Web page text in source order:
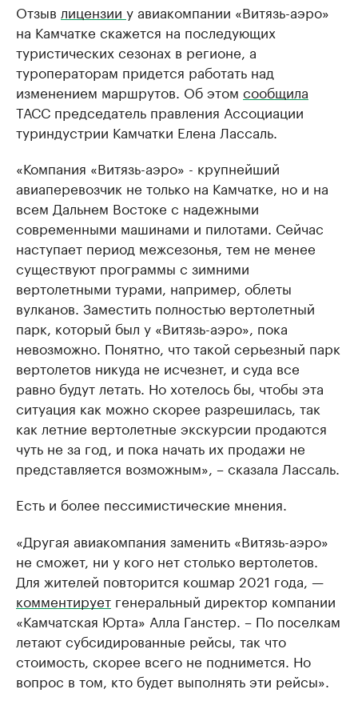
Отзыв лицензии у авиакомпании «Витязь-аэро»
на Камчатке скажется на последующих
туристических сезонах в регионе, а
туроператорам придется работать над
изменением маршрутов. Об этом сообщила
ТАСС председатель правления Ассоциации
туриндустрии Камчатки Елена Лассаль.
«Компания «Витязь-аэро» - крупнейший
авиаперевозчик не только на Камчатке, но и на
всем Дальнем Востоке с надежными
современными машинами и пилотами. Сейчас
наступает период межсезонья, тем не менее
существуют программы с зимними
вертолетными турами, например, облеты
вулканов. Заместить полностью вертолетный
парк, который был у «Витязь-аэро», пока
невозможно. Понятно, что такой серьезный парк
вертолетов никуда не исчезнет, и суда все
равно будут летать. Но хотелось бы, чтобы эта
ситуация как можно скорее разрешилась, так
как летние вертолетные экскурсии продаются
чуть не за год, и пока начать их продажи не
представляется возможным», – сказала Лассаль.
Есть и более пессимистические мнения.
«Другая авиакомпания заменить «Витязь-аэро»
не сможет, ни у кого нет столько вертолетов.
Для жителей повторится кошмар 2021 года, —
комментирует генеральный директор компании
«Камчатская Юрта» Алла Ганстер. – По поселкам
летают субсидированные рейсы, так что
стоимость, скорее всего не поднимется. Но
вопрос в том, кто будет выполнять эти рейсы».